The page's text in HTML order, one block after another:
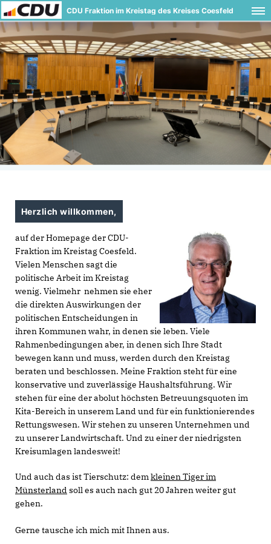
CDU Fraktion im Kreistag des Kreises Coesfeld
Herzlich willkommen,
auf der Homepage der CDU-
Fraktion im Kreistag Coesfeld.
Vielen Menschen sagt die
politische Arbeit im Kreistag
wenig. Vielmehr nehmen sie eher
die direkten Auswirkungen der
politischen Entscheidungen in
ihren Kommunen wahr, in denen sie leben. Viele
Rahmenbedingungen aber, in denen sich Ihre Stadt
bewegen kann und muss, werden durch den Kreistag
beraten und beschlossen. Meine Fraktion steht für eine
konservative und zuverlässige Haushaltsführung. Wir
stehen für eine der abolut höchsten Betreuungsquoten im
Kita-Bereich in unserem Land und für ein funktionierendes
Rettungswesen. Wir stehen zu unseren Unternehmen und
zu unserer Landwirtschaft. Und zu einer der niedrigsten
Kreisumlagen landesweit!
Und auch das ist Tierschutz: demkleinen Tiger im
Münsterland soll es auch nach gut 20 Jahren weiter gut
gehen.
Gerne tausche ich mich mit Ihnen aus.